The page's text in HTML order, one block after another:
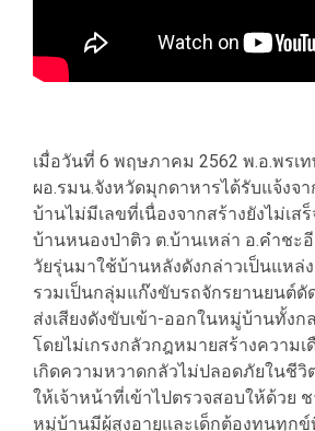
เมื่อวันที่ 6 พฤษภาคม 2562 พ.อ.พรเ
ผอ.รมน.จังหวัดมุกดาหารได้รับแจ้งจ
บ้านไม่มีเลขที่เนื่องจากสร้างยังไม่เส
บ้านหนองป่าติว ต.บ้านเหล่า อ.คำชะ
วัยรุ่นมาใช้บ้านหลังดังกล่าวเป็นแหล่
รวมเป็นกลุ่มแก๊งขับรถจักรยานยนต์ดั
ส่งเสียงดังขับเข้า-ออกในหมู่บ้านทั้ง
โดยไม่เกรงกลัวกฎหมายสร้างความ
เกิดความหวาดกลัวไม่ปลอดภัยในชี
ให้เจ้าหน้าที่เข้าไปตรวจสอบให้ด้วย
หมู่บ้านมีผู้สูงอายุและเด็กต้องทนทุก